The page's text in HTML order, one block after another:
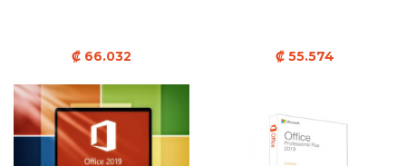
₡ 66.032 ₡ 55.574